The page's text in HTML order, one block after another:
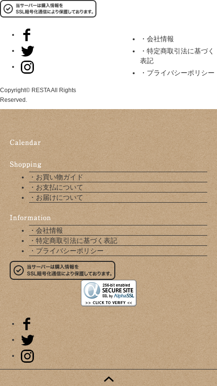
Copyright© RESTA All Rights
Reserved.
・会社情報
・特定商取引法に基づく
表記
・プライバシーポリシー
・お買い物ガイド
・お支払について
・お届けについて
・会社情報
・特定商取引法に基づく表記
・プライバシーポリシー